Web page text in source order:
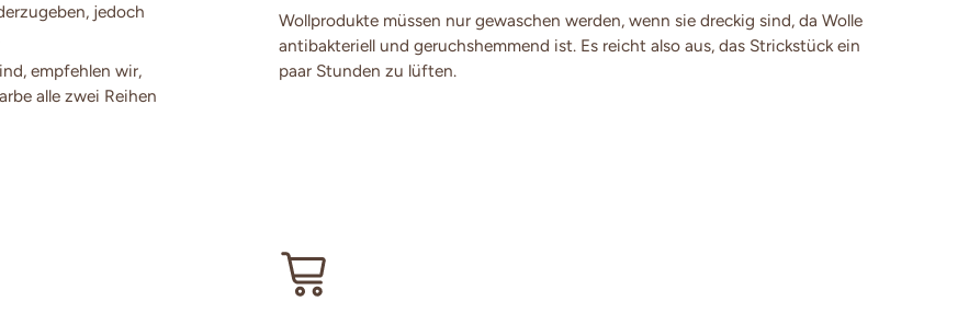
jedoch
empfehlen wir,
alle zwei Reihen
Wollprodukte müssen nur gewaschen werden, wenn sie dreckig sind, da Wolle
antibakteriell und geruchshemmend ist. Es reicht also aus, das Strickstück ein
paar Stunden zu lüften.